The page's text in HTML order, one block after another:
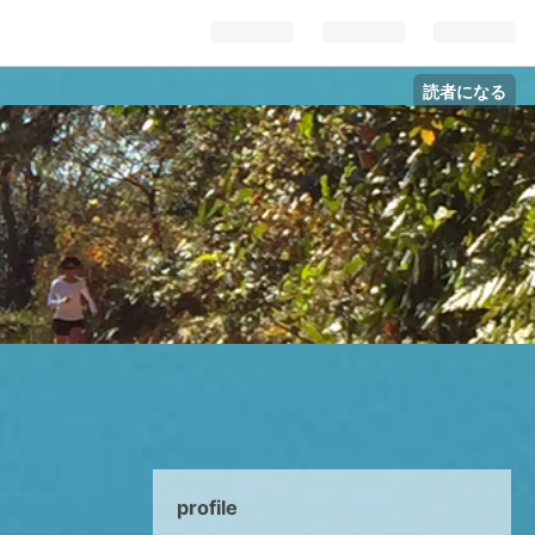
読者になる
profile